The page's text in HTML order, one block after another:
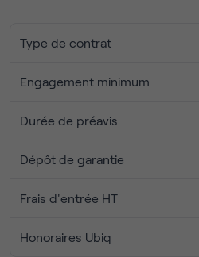
Type de contrat
Engagement minimum
Durée de préavis
Dépôt de garantie
Frais d'entrée HT
Honoraires Ubiq